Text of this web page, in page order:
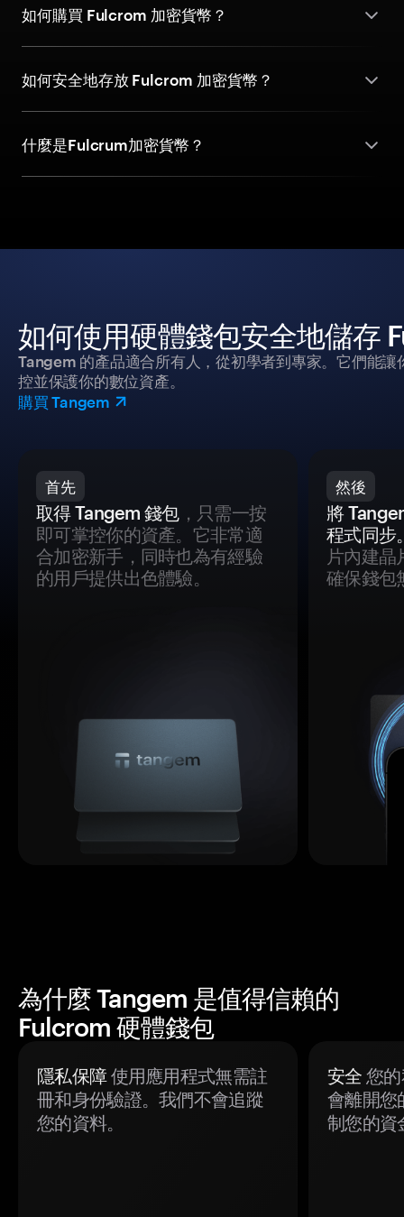
如何購買 Fulcrom 加密貨幣？
如何安全地存放 Fulcrom 加密貨幣？
什麼是Fulcrum加密貨幣？
如何使用硬體錢包安全地儲存
Tangem 的產品適合所有人，從初學者到專家。它們能
控並保護你的數位資產。
購買 Tangem
首先
取得 Tangem 錢包，只需一按
即可掌控你的資產。它非常適
合加密新手，同時也為有經驗
的用戶提供出色體驗。
然後
將
程式同步
片內建晶
確保錢包
為什麼 Tangem 是值得信賴的
Fulcrom 硬體錢包
隱私保障使用應用程式無需註
冊和身份驗證。我們不會追蹤
您的資料。
安全 您
會離開您
制您的資